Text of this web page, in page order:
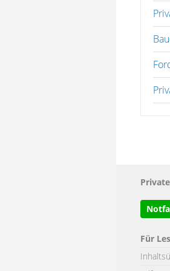
Für